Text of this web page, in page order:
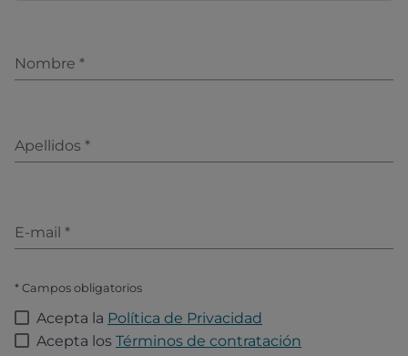
Nombre *
Apellidos *
E-mail *
* Campos obligatorios
Acepta la Política de Privacidad
Acepta los Términos de contratación